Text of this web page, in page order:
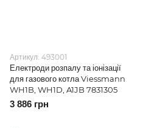
Артикул: 493001
Електроди розпалу та іонізації
для газового котла Viessmann
WH1B, WH1D, A1JB 7831305
3 886 грн